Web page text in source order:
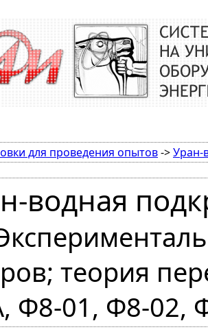
для проведения опытов->Уран-
водная
теория
Ф8-01, Ф8-02,